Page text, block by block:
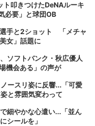
ト叩きつけたDeNAルーキ
必要」と球団OB
手と2ショット 「メチャ
女」話題に
ソフトバンク・秋広優人
機会ある」の声が
ースリ姿に反響...「可愛
と雰囲気変わって
細やかな心遣い...「並ん
シールを」